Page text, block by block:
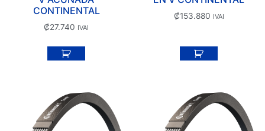
CONTINENTAL
₡27.740 IVAI
₡153.880 IVAI